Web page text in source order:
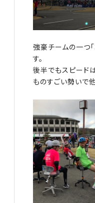
強豪チームの一つ
す。
後半でもスピード
ものすごい勢いで